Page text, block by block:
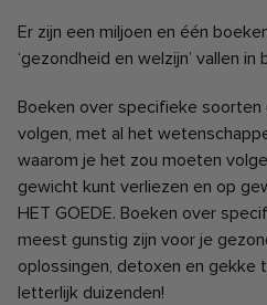
Er zijn een miljoen en één
‘gezondheid en welzijn’ vallen
Boeken over specifieke
volgen, met al het
waarom je het zou moeten
gewicht kunt verliezen en op
HET GOEDE. Boeken over
meest gunstig zijn voor je
oplossingen, detoxen en gekke
letterlijk duizenden!